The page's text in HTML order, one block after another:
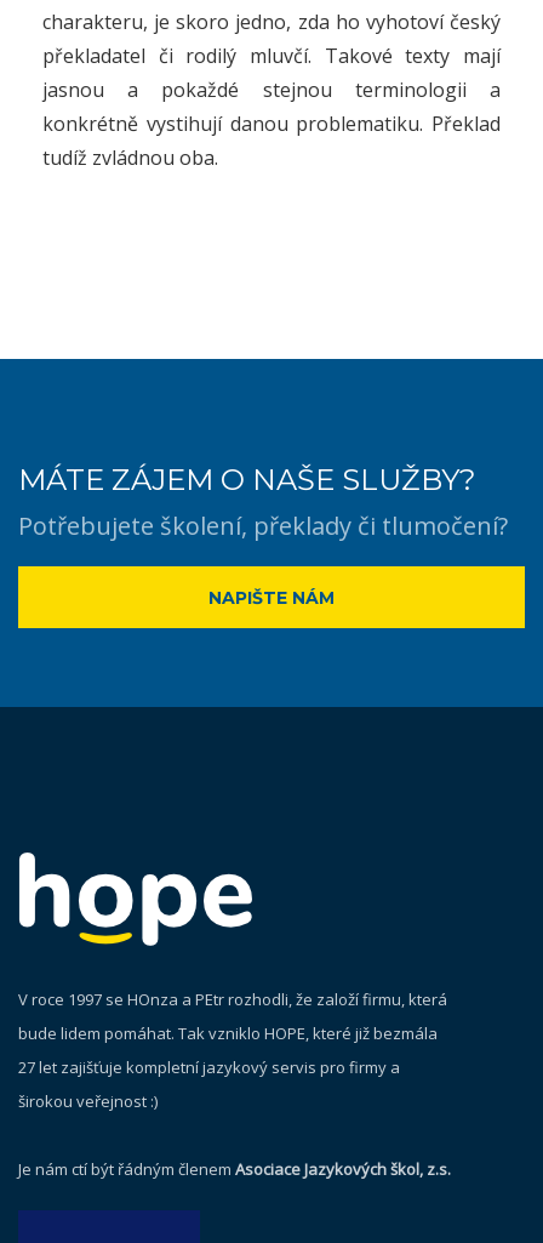
charakteru, je skoro jedno, zda ho vyhotoví český
překladatel či rodilý mluvčí. Takové texty mají
jasnou a pokaždé stejnou terminologii a
konkrétně vystihují danou problematiku. Překlad
tudíž zvládnou oba.
MÁTE ZÁJEM O NAŠE SLUŽBY?
Potřebujete školení, překlady či tlumočení?
NAPIŠTE NÁM
V roce 1997 se HOnza a PEtr rozhodli, že založí firmu, která
bude lidem pomáhat. Tak vzniklo HOPE, které již bezmála
27 let zajišťuje kompletní jazykový servis pro firmy a
širokou veřejnost :)
Je nám ctí být řádným členem Asociace Jazykových škol, z.s.